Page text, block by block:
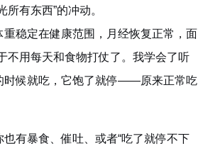
所有东西”的冲动。
重稳定在健康范围，月经恢复正常，面
不用每天和食物打仗了。我学会了听
时候就吃，它饱了就停——原来正常吃
也有暴食、催吐、或者“吃了就停不下